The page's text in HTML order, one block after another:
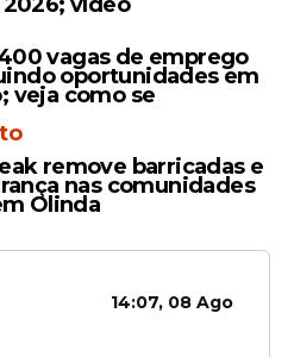
vagas de emprego
oportunidades em
veja como se
remove barricadas e
nas comunidades
Olinda
14:07, 08 Ago